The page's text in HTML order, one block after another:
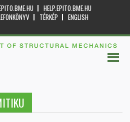
HELP.EPITO.BME.HU
TÉRKÉP
ENGLISH
OF STRUCTURAL MECHANICS